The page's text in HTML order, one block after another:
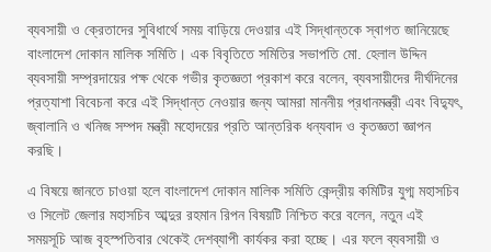
ব্যবসায়ী ও ক্রেতাদের সুবিধার্থে সময় বাড়িয়ে দেওয়ার এই সিদ্ধান্তকে স্বাগত জানিয়েছে
বাংলাদেশ দোকান মালিক সমিতি। এক বিবৃতিতে সমিতির সভাপতি মো. হেলাল উদ্দিন
ব্যবসায়ী সম্প্রদায়ের পক্ষ থেকে গভীর কৃতজ্ঞতা প্রকাশ করে বলেন, ব্যবসায়ীদের দীর্ঘদিনের
প্রত্যাশা বিবেচনা করে এই সিদ্ধান্ত নেওয়ার জন্য আমরা মাননীয় প্রধানমন্ত্রী এবং বিদ্যুৎ,
জ্বালানি ও খনিজ সম্পদ মন্ত্রী মহোদয়ের প্রতি আন্তরিক ধন্যবাদ ও কৃতজ্ঞতা জ্ঞাপন
করছি।
এ বিষয়ে জানতে চাওয়া হলে বাংলাদেশ দোকান মালিক সমিতি কেন্দ্রীয় কমিটির যুগ্ম মহাসচিব
ও সিলেট জেলার মহাসচিব আব্দুর রহমান রিপন বিষয়টি নিশ্চিত করে বলেন, নতুন এই
সময়সূচি আজ বৃহস্পতিবার থেকেই দেশব্যাপী কার্যকর করা হচ্ছে। এর ফলে ব্যবসায়ী ও